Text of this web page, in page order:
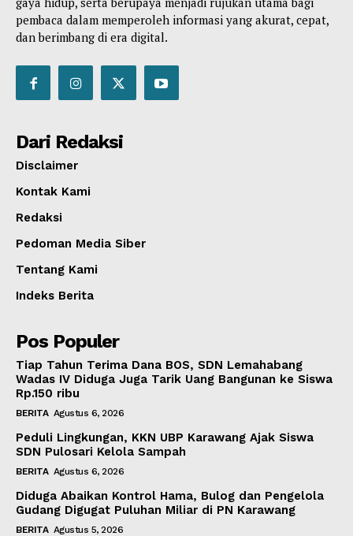
pembaca dalam memperoleh informasi yang akurat, cepat,
dan berimbang di era digital.
Dari Redaksi
Disclaimer
Kontak Kami
Redaksi
Pedoman Media Siber
Tentang Kami
Indeks Berita
Pos Populer
Tiap Tahun Terima Dana BOS, SDN Lemahabang
Wadas IV Diduga Juga Tarik Uang Bangunan ke Siswa
Rp.150 ribu
BERITA Agustus 6, 2026
Peduli Lingkungan, KKN UBP Karawang Ajak Siswa
SDN Pulosari Kelola Sampah
BERITA Agustus 6, 2026
Diduga Abaikan Kontrol Hama, Bulog dan Pengelola
Gudang Digugat Puluhan Miliar di PN Karawang
BERITA Agustus 5, 2026